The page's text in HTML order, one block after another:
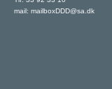
mail: mailboxDDD@sa.dk